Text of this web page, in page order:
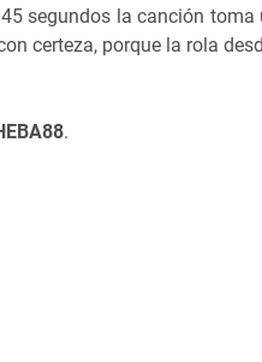
segundos la canción toma
certeza, porque la rola
.